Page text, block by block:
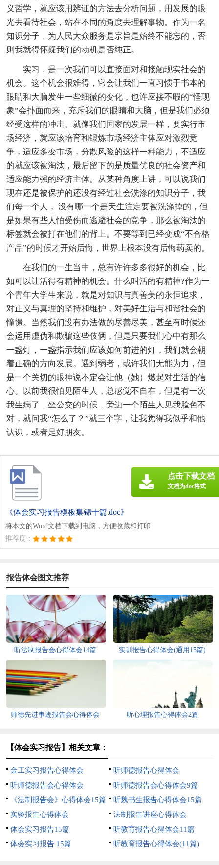
义哲学，就应该用辨证的方法去分析问题，用发展的眼
光去看待社会，站在不同的角度去理解事物。作为一名
知识分子，为人民大众服务是宗旨是始终不能忘的，否
则我就得怀疑我们的动机是否纯正。
实习，是一次我们可以直接面对和接触现实社会的
机会。这个机会很难得，它会让我们一直习惯于书本的
眼睛和大脑发生一些细微的变化，也许应接不暇的“怪现
象”会扑面而来，充斥我们的眼睛和大脑，但是我们必须
经受这样的冲击。就像我们国家的发展一样，要实行市
场经济，就应该培育和锻炼市场经济主体应对激烈竞
争，适应多变市场，分散风险的这样一种能力，不适应
的就应该被淘汰，最后留下的是质量优良的社会资产和
适应能力强的经济主体。从某种角度上讲，可以说我们
现在还是被保护的还没有经过社会洗涤的知识分子，我
们每一个人， 没有哪一个是天生注定要被洗涤掉的，但
是如果有些人怕受伤而逃避社会的竞争，那么被淘汰的
标签就会被打在他们的背上。不要等到已经变成“不合格
产品”的时候才开始后悔，世界上根本没有后悔药卖的。
在我们的一生当中，总有许许多多很好的机会，比
如可以让活得有精神的机会。什么叫活的有精神?作为一
个青年大学生来说，就是对知识与真善美的永恒追求，
对正义与真理的坚持和维护，对美好生活与和谐社会的
憧憬。当然我们没有办法做的尽善尽美，甚至有时候还
会运用虚伪和欺骗这些伎俩，但是只要我们心中有那么
一盏灯，一盏指示我们应该如何前进的灯，我们就会朝
着正确的方向发展。遇到弱者，或许我们无能为力，但
是一个关切的眼神说不定会让他（她）燃起对生活的信
心。以前我很怕见陌生人，总感觉不自在，但是有一次
我生病了，坐公交的时候，旁边一个陌生人见我脸色不
对，就问我“怎么了？”就三个字，让我觉得我似乎和他
认识，或者是好朋友。
《体会实习报告模板集锦十篇.doc》
将本文的Word文档下载到电脑，方便收藏和打印
推荐度：
点击下载文档
文档为doc格式
报告体会图文推荐
听法制报告会心得体会14篇 实训报告心得体会(通用15篇)
师德先进事迹报告会心得体会 听心理报告心得体会2篇
【体会实习报告】相关文章：
金工实习报告心得体会
听师德报告心得体会
听师德报告会心得体会
听师德报告会心得体会9篇
《法制报告会》心得体会15篇
听魏书生报告心得体会15篇
实验报告心得体会
法制报告讲座心得体会
体会实习报告15篇
听教育报告心得体会11篇
体会实习报告 15篇
听教育报告心得体会(11篇)